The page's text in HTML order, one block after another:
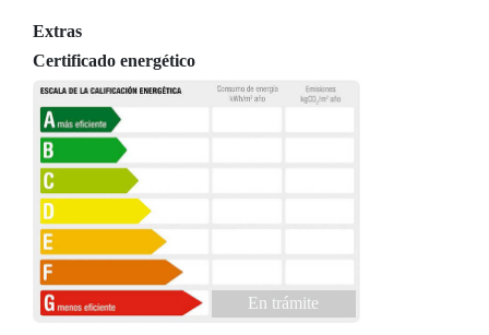
Extras
Certificado energético
En trámite